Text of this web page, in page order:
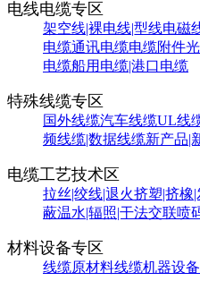
电线电缆专区
架空线|裸电线|型线电磁
电缆通讯电缆电缆附件
电缆船用电缆|港口电缆
特殊线缆专区
国外线缆汽车线缆UL线
频线缆|数据线缆新产品|
电缆工艺技术区
拉丝|绞线|退火挤塑|挤橡|
蔽温水|辐照|干法交联喷
材料设备专区
线缆原材料线缆机器设备